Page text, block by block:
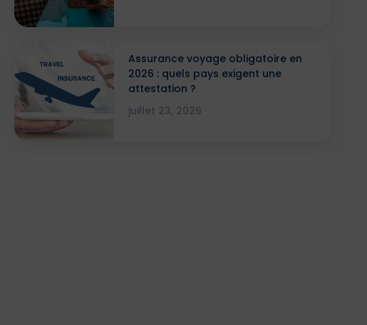
Assurance voyage obligatoire en
2026 : quels pays exigent une
attestation ?
juillet 23, 2026